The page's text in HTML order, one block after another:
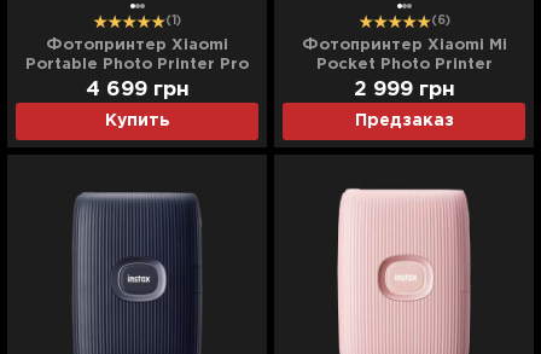
(1)
Фотопринтер Xiaomi
Portable Photo Printer Pro
(White)
Купить
4 699 грн
(6)
Фотопринтер Xiaomi Mi
Pocket Photo Printer
(White)
Предзаказ
2 999 грн